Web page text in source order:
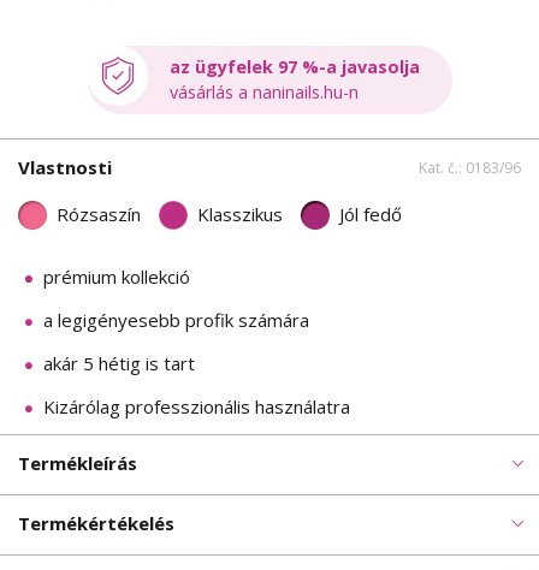
az ügyfelek 97 %-a javasolja
vásárlás a naninails.hu-n
Vlastnosti Kat. č.: 0183/96
Rózsaszín Klasszikus Jól fedő
prémium kollekció
a legigényesebb profik számára
akár 5 hétig is tart
Kizárólag professzionális használatra
Termékleírás
Termékértékelés